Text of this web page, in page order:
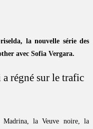
la nouvelle série des
avec Sofia Vergara.
régné sur le trafic
Madrina, la Veuve noire, la